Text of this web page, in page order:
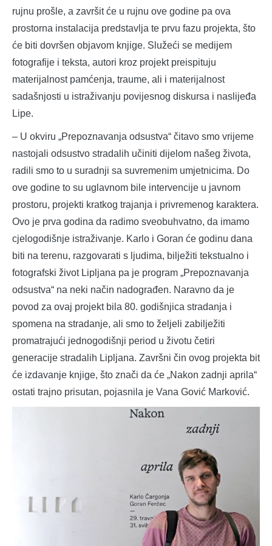
rujnu prošle, a završit će u rujnu ove godine pa ova
prostorna instalacija predstavlja te prvu fazu projekta, što
će biti dovršen objavom knjige. Služeći se medijem
fotografije i teksta, autori kroz projekt preispituju
materijalnost pamćenja, traume, ali i materijalnost
sadašnjosti u istraživanju povijesnog diskursa i naslijeđa
Lipe.
– U okviru „Prepoznavanja odsustva“ čitavo smo vrijeme
nastojali odsustvo stradalih učiniti dijelom našeg života,
radili smo to u suradnji sa suvremenim umjetnicima. Do
ove godine to su uglavnom bile intervencije u javnom
prostoru, projekti kratkog trajanja i privremenog karaktera.
Ovo je prva godina da radimo sveobuhvatno, da imamo
cjelogodišnje istraživanje. Karlo i Goran će godinu dana
biti na terenu, razgovarati s ljudima, bilježiti tekstualno i
fotografski život Lipljana pa je program „Prepoznavanja
odsustva“ na neki način nadograđen. Naravno da je
povod za ovaj projekt bila 80. godišnjica stradanja i
spomena na stradanje, ali smo to željeli zabilježiti
promatrajući jednogodišnji period u životu četiri
generacije stradalih Lipljana. Završni čin ovog projekta bit
će izdavanje knjige, što znači da će „Nakon zadnji aprila“
ostati trajno prisutan, pojasnila je Vana Gović Marković.